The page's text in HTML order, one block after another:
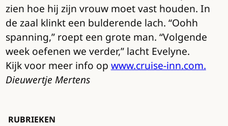
zien hoe hij zijn vrouw moet vast houden. In
de zaal klinkt een bulderende lach. “Oohh
spanning,” roept een grote man. “Volgende
week oefenen we verder,” lacht Evelyne.
Kijk voor meer info op www.cruise-inn.com.
Dieuwertje Mertens
RUBRIEKEN